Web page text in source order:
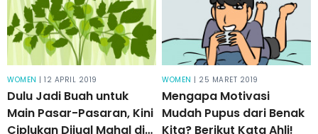
WOMEN | 12 APRIL 2019
Dulu Jadi Buah untuk
Main Pasar-Pasaran, Kini
Ciplukan Dijual Mahal di
WOMEN | 25 MARET 2019
Mengapa Motivasi
Mudah Pupus dari Benak
Kita? Berikut Kata Ahli!